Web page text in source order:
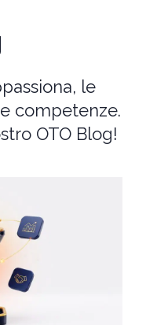
le
competenze.
OTO Blog!